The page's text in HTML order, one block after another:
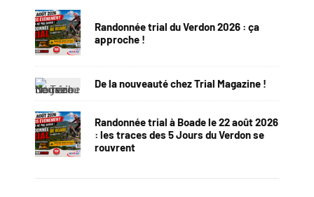
Randonnée trial du Verdon 2026 : ça
approche !
De la nouveauté chez Trial Magazine !
Randonnée trial à Boade le 22 août 2026
: les traces des 5 Jours du Verdon se
rouvrent